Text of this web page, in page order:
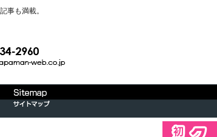
事も満載。